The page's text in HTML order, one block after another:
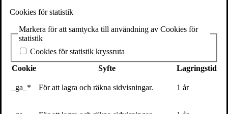
Jesper Nyström
Senaste inlägg
Följ
Cookies för statistik
Markera för att samtycka till användning av Cookies för
statistik
Cookies för statistik kryssruta
Cookie
Syfte Lagringstid
_ga_* För att lagra och räkna sidvisningar. 1 år